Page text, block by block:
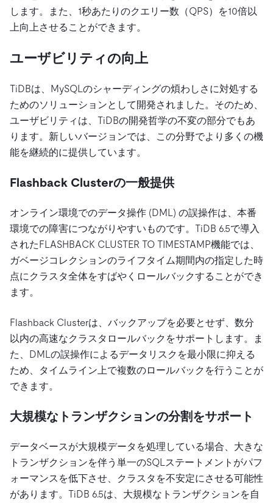
します。また、1秒あたりのクエリー数（QPS）を10倍以
上向上させることができます。
ユーザビリティの向上
TiDBは、MySQLのシャーディングの煩わしさに対処する
ためのソリューションとして開発されました。そのため、
ユーザビリティは、TiDBの開発哲学の不変の部分でもあ
ります。新しいバージョンでは、この分野でより多くの機
能を継続的に提供しています。
Flashback Clusterの一般提供
オンライン環境でのデータ操作 (DML) の誤操作は、本番
環境での障害につながりやすいものです。TiDB 6.5で導入
されたFLASHBACK CLUSTER TO TIMESTAMP機能では、
ガベージコレクションのライフタイム期間内の指定した時
点にクラスタ全体をすばやくロールバックすることができ
ます。
Flashback Clusterは、バックアップを必要とせず、数分
以内の高速なクラスタロールバックをサポートします。ま
た、DMLの誤操作によるデータリスクを最小限に抑える
ため、タイムライン上で複数のロールバックを行うことが
できます。
大規模なトランザクションの分割をサポート
データベースが大規模データを処理している場合、大きな
トランザクションを伴う単一のSQLステートメントがパフ
ォーマンスを低下させ、クラスタを不安定にさせる可能性
があります。TiDB 6.5は、大規模なトランザクションを自